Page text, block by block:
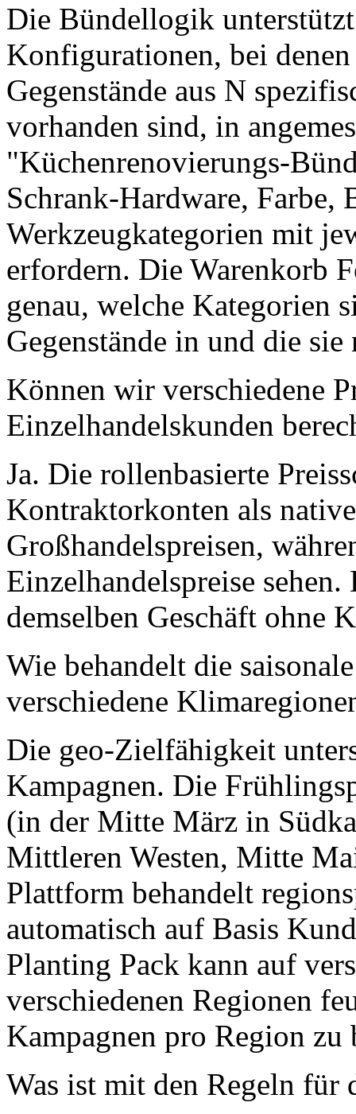
Die Bündellogik
Konfigurationen, bei
Gegenstände aus N
vorhanden sind, in
"Küchenrenovierungs-
Schrank-Hardware, Farbe,
Werkzeugkategorien mit
erfordern. Die Warenkorb
genau, welche Kategorien
Gegenstände in und die
Können wir verschiedene
Einzelhandelskunden
Ja. Die rollenbasierte
Kontraktorkonten als
Großhandelspreisen,
Einzelhandelspreise
demselben Geschäft ohne
Wie behandelt die
verschiedene
Die geo-Zielfähigkeit
Kampagnen. Die
(in der Mitte März in
Mittleren Westen, Mitte
Plattform behandelt
automatisch auf Basis
Planting Pack kann auf
verschiedenen Regionen
Kampagnen pro Region zu
Was ist mit den Regeln für